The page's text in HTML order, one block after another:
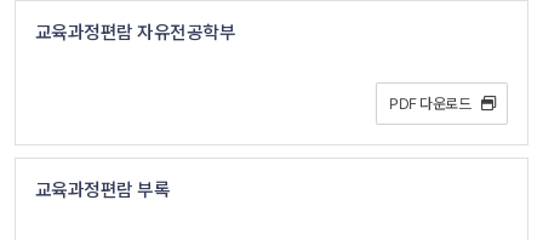
교육과정편람 자유전공학부
PDF 다운로드
교육과정편람 부록